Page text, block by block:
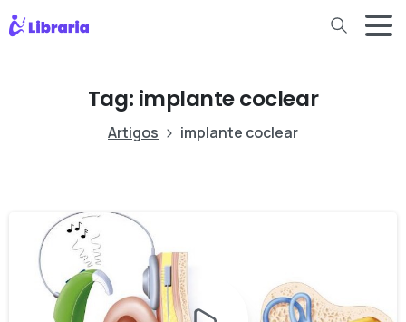
Tag: implante coclear
Artigos implante coclear